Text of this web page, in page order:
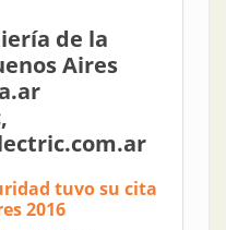
de la
Aires
tuvo su cita
2016